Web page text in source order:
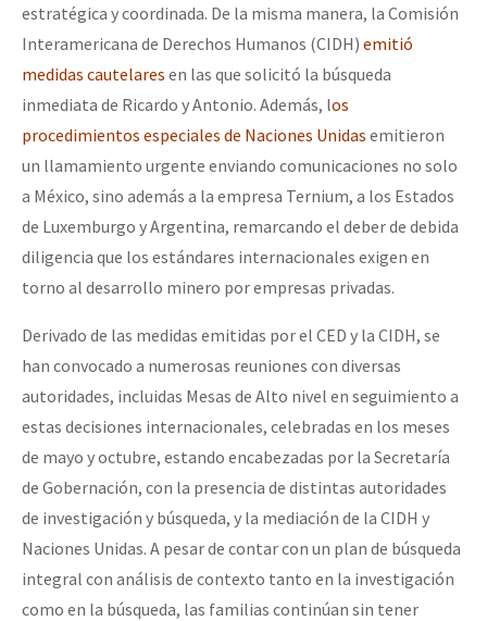
estratégica y coordinada. De la misma manera, la Comisión
Interamericana de Derechos Humanos (CIDH) emitió
medidas cautelares en las que solicitó la búsqueda
inmediata de Ricardo y Antonio. Además, los
procedimientos especiales de Naciones Unidas emitieron
un llamamiento urgente enviando comunicaciones no solo
a México, sino además a la empresa Ternium, a los Estados
de Luxemburgo y Argentina, remarcando el deber de debida
diligencia que los estándares internacionales exigen en
torno al desarrollo minero por empresas privadas.
Derivado de las medidas emitidas por el CED y la CIDH, se
han convocado a numerosas reuniones con diversas
autoridades, incluidas Mesas de Alto nivel en seguimiento a
estas decisiones internacionales, celebradas en los meses
de mayo y octubre, estando encabezadas por la Secretaría
de Gobernación, con la presencia de distintas autoridades
de investigación y búsqueda, y la mediación de la CIDH y
Naciones Unidas. A pesar de contar con un plan de búsqueda
integral con análisis de contexto tanto en la investigación
como en la búsqueda, las familias continúan sin tener